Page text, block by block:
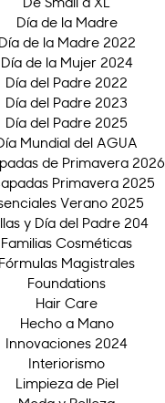
Día de la Madre
Día de la Madre 2022
Día de la Mujer 2024
Día del Padre 2022
Día del Padre 2023
Día del Padre 2025
Mundial del AGUA
de Primavera 2026
Primavera 2025
Verano 2025
y Día del Padre 204
Familias Cosméticas
Fórmulas Magistrales
Foundations
Hair Care
Hecho a Mano
Innovaciones 2024
Interiorismo
Limpieza de Piel